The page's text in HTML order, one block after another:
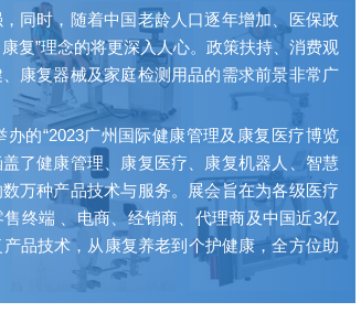
同时，随着中国老龄人口逐年增加、医保政
复”理念的将更深入人心。政策扶持、消费观
康复器械及家庭检测用品的需求前景非常广
的“2023广州国际健康管理及康复医疗博览
了健康管理、康复医疗、康复机器人、智慧
万种产品技术与服务。展会旨在为各级医疗
终端 、电商、经销商、代理商及中国近3亿
品技术，从康复养老到个护健康，全方位助